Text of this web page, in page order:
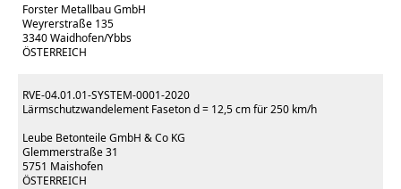
Forster Metallbau GmbH
Weyrerstraße 135
3340 Waidhofen/Ybbs
ÖSTERREICH
RVE-04.01.01-SYSTEM-0001-2020
Lärmschutzwandelement Faseton d = 12,5 cm für 250 km/h
Leube Betonteile GmbH & Co KG
Glemmerstraße 31
5751 Maishofen
ÖSTERREICH